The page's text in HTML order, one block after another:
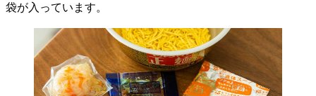
袋が入っています。